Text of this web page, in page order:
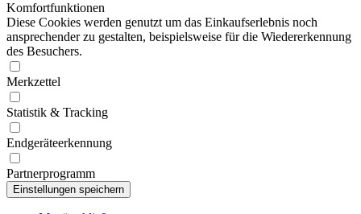
Komfortfunktionen
Diese Cookies werden genutzt um das Einkaufserlebnis noch
ansprechender zu gestalten, beispielsweise für die Wiedererkennung
des Besuchers.
Merkzettel
Statistik & Tracking
Endgeräteerkennung
Partnerprogramm